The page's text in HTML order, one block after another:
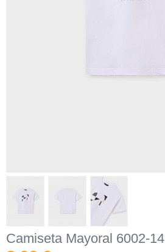
Camiseta Mayoral 6002-14